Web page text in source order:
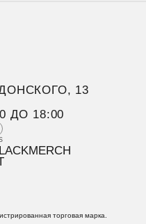
13
ДО 18:00
торговая марка.